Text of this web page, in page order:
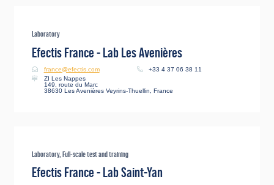
Laboratory
Efectis France - Lab Les Avenières
france@efectis.com
+33 4 37 06 38 11
ZI Les Nappes
149, route du Marc
38630 Les Avenières Veyrins-Thuellin, France
Laboratory, Full-scale test and training
Efectis France - Lab Saint-Yan